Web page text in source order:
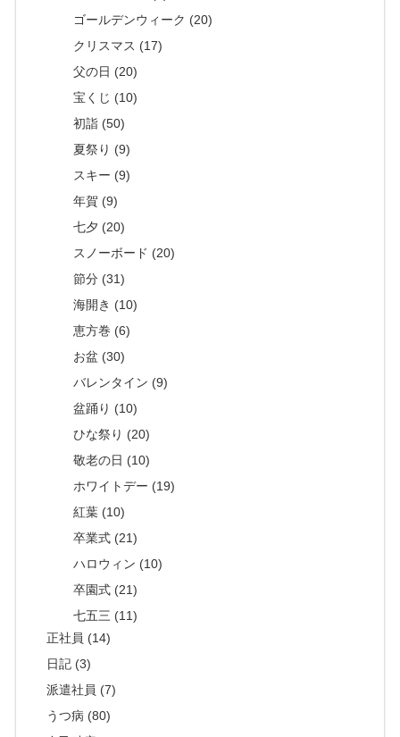
ゴールデンウィーク (20)
クリスマス (17)
父の日 (20)
宝くじ (10)
初詣 (50)
夏祭り (9)
スキー (9)
年賀 (9)
七夕 (20)
スノーボード (20)
節分 (31)
海開き (10)
恵方巻 (6)
お盆 (30)
バレンタイン (9)
盆踊り (10)
ひな祭り (20)
敬老の日 (10)
ホワイトデー (19)
紅葉 (10)
卒業式 (21)
ハロウィン (10)
卒園式 (21)
七五三 (11)
正社員 (14)
日記 (3)
派遣社員 (7)
うつ病 (80)